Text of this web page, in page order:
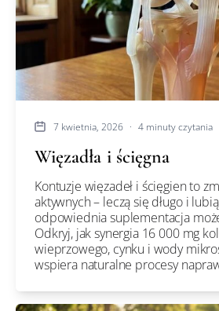
7 kwietnia, 2026 · 4 minuty czytania
Więzadła i ścięgna
Kontuzje więzadeł i ścięgien to
aktywnych – leczą się długo i
odpowiednia suplementacja
Odkryj, jak synergia 16 000 mg
wieprzowego, cynku i wody
wspiera naturalne procesy